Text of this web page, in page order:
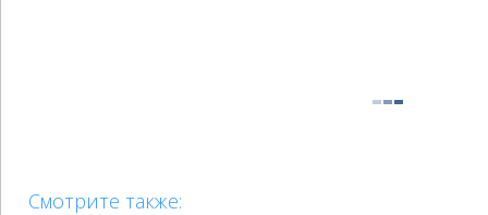
Смотрите также: